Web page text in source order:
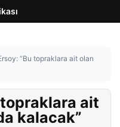
“Bu topraklara ait olan
ait
kalacak”